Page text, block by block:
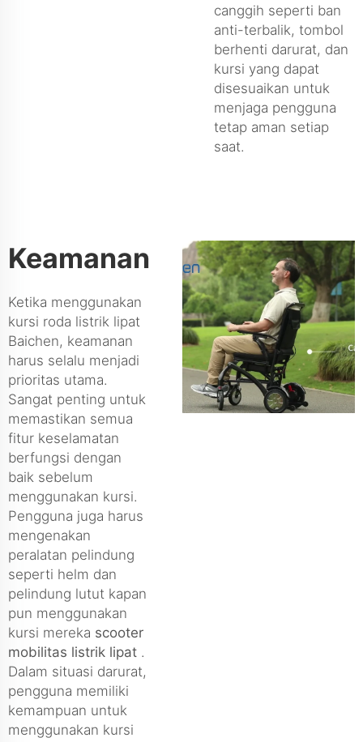
canggih seperti ban
anti-terbalik, tombol
berhenti darurat, dan
kursi yang dapat
disesuaikan untuk
menjaga pengguna
tetap aman setiap
saat.
Keamanan
Ketika menggunakan
kursi roda listrik lipat
Baichen, keamanan
harus selalu menjadi
prioritas utama.
Sangat penting untuk
memastikan semua
fitur keselamatan
berfungsi dengan
baik sebelum
menggunakan kursi.
Pengguna juga harus
mengenakan
peralatan pelindung
seperti helm dan
pelindung lutut kapan
pun menggunakan
kursi mereka scooter
mobilitas listrik lipat .
Dalam situasi darurat,
pengguna memiliki
kemampuan untuk
menggunakan kursi